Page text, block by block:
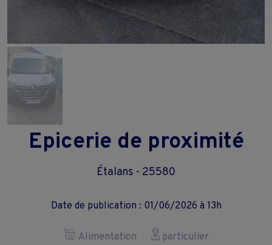
Epicerie de proximité
Étalans - 25580
Date de publication : 01/06/2026 à 13h
Alimentation particulier